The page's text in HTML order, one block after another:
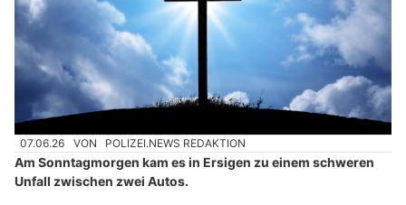
07.06.26 VON POLIZEI.NEWS REDAKTION
Am Sonntagmorgen kam es in Ersigen zu einem schweren
Unfall zwischen zwei Autos.